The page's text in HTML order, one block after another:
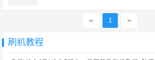
‹‹ 1 ››
刷机教程